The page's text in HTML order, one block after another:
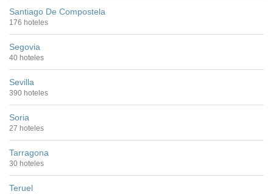
Santiago De Compostela
176 hoteles
Segovia
40 hoteles
Sevilla
390 hoteles
Soria
27 hoteles
Tarragona
30 hoteles
Teruel